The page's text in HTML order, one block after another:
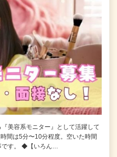
美容系モニター』として活躍して
間は5分〜10分程度。空いた時間
です。 ◆【いろん…